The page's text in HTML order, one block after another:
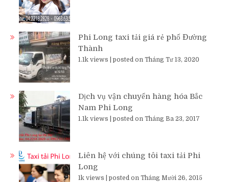
Phi Long taxi tải giá rẻ phố Đường
Thành
1.1k views posted on Tháng Tư 13, 2020
Dịch vụ vận chuyển hàng hóa Bắc
Nam Phi Long
1.1k views posted on Tháng Ba 23, 2017
Liên hệ với chúng tôi taxi tải Phi
Long
1k views posted on Tháng Mười 26, 2015